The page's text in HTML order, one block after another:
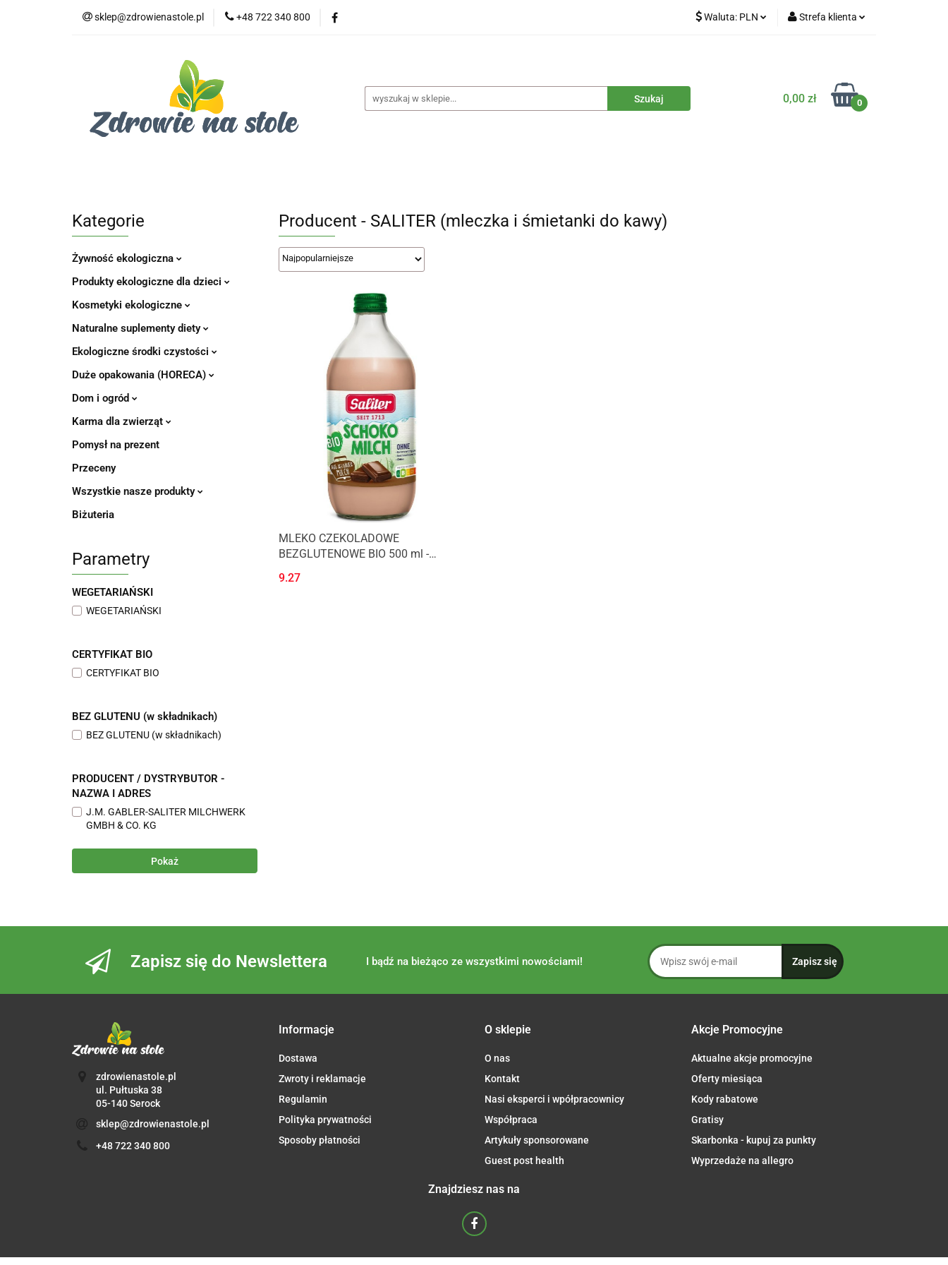
sklep@zdrowienastole.pl +48 722 340 800 Waluta: PLN Strefa klienta
Dodaj zgłoszenie
0,00 zł 0
Żywność ekologiczna
Duże opakowania
Kategorie
Żywność ekologiczna
Produkty ekologiczne dla dzieci
Kosmetyki ekologiczne
Naturalne suplementy diety
Ekologiczne środki czystości
Duże opakowania (HORECA)
Dom i ogród
Karma dla zwierząt
Pomysł na prezent
Przeceny
Wszystkie nasze produkty
Biżuteria
Parametry
WEGETARIAŃSKI
WEGETARIAŃSKI
CERTYFIKAT BIO
CERTYFIKAT BIO
BEZ GLUTENU (w składnikach)
BEZ GLUTENU (w składnikach)
PRODUCENT / DYSTRYBUTOR -
NAZWA I ADRES
J.M. GABLER-SALITER MILCHWERK
GMBH & CO. KG
Pokaż
Producent - SALITER (mleczka i śmietanki do kawy)
MLEKO CZEKOLADOWE
BEZGLUTENOWE BIO 500 ml -
9.27
Zapisz się do Newslettera I bądź na bieżąco ze wszystkimi nowościami!
zdrowienastole.pl
ul. Pułtuska 38
05-140 Serock
sklep@zdrowienastole.pl
+48 722 340 800
Informacje
Dostawa
Zwroty i reklamacje
Regulamin
Polityka prywatności
Sposoby płatności
O sklepie
O nas
Kontakt
Nasi eksperci i wpółpracownicy
Współpraca
Artykuły sponsorowane
Guest post health
Akcje Promocyjne
Aktualne akcje promocyjne
Oferty miesiąca
Kody rabatowe
Gratisy
Skarbonka - kupuj za punkty
Wyprzedaże na allegro
Znajdziesz nas na